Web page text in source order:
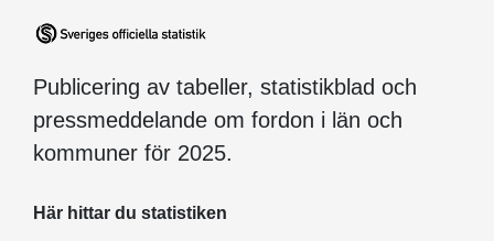
Publicering av tabeller, statistikblad och
pressmeddelande om fordon i län och
kommuner för 2025.
Här hittar du statistiken